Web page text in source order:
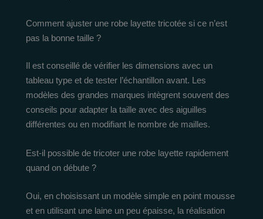
Comment ajuster une robe layette tricotée si ce n’est
pas la bonne taille ?
Il est conseillé de vérifier les dimensions avec un
tableau type et de tester l’échantillon avant. Les
modèles des grandes marques intègrent souvent des
conseils pour adapter la taille avec des aiguilles
différentes ou en modifiant le nombre de mailles.
Est-il possible de tricoter une robe layette rapidement
quand on débute ?
Oui, en choisissant un modèle simple en point mousse
et en utilisant une laine un peu épaisse, la réalisation